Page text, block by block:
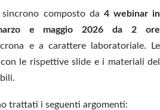
composto da 4 webinar in
e maggio 2026 da 2 ore
e a carattere laboratoriale. Le
le rispettive slide e i materiali del
trattati i seguenti argomenti: